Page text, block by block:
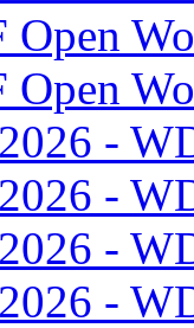
Open
Open
-
-
-
-